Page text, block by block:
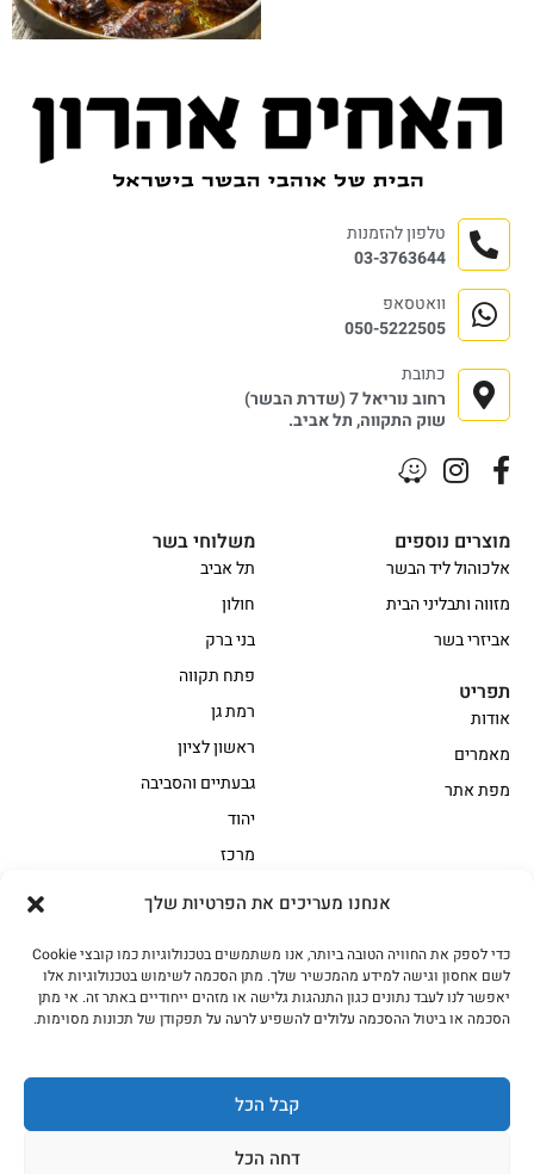
אנחנו מעריכים את הפרטיות שלך
כדי לספק את החוויה הטובה ביותר, אנו משתמשים בטכנולוגיות כמו קובצי Cookie
לשם אחסון וגישה למידע מהמכשיר שלך. מתן הסכמה לשימוש בטכנולוגיות אלו
יאפשר לנו לעבד נתונים כגון התנהגות גלישה או מזהים ייחודיים באתר זה. אי מתן
הסכמה או ביטול ההסכמה עלולים להשפיע לרעה על תפקודן של תכונות מסוימות.
קבל הכל
דחה הכל
אווז
בשר בקר משובח
בשר בקר עגלה משובח
בשר למעשנת
הודו
חלקים אחוריים
מיוחדי מסורת1
נתחי פנים
עוף
משלוחי בשר
תל אביב
חולון
בני ברק
פתח תקווה
רמת גן
ראשון לציון
גבעתיים והסביבה
יהוד
מרכז
מוצרים נוספים
אלכוהול ליד הבשר
מזווה ותבליני הבית
אביזרי בשר
תפריט
אודות
מאמרים
מפת אתר
טלפון להזמנות
03-3763644
וואטסאפ
050-5222505
כתובת
רחוב נוריאל 7 (שדרת הבשר)
שוק התקווה, תל אביב.